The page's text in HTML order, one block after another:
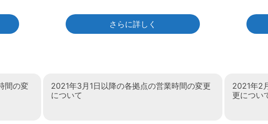
さらに詳しく
間の変
2021年3月1日以降の各拠点の営業時間の変更
について
2021年2
更につい